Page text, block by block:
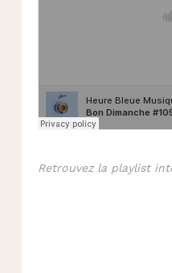
Retrouvez la playlist